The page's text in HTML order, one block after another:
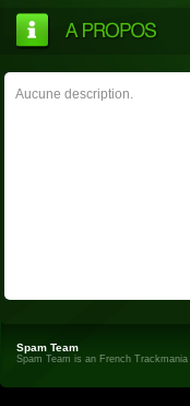
Aucune description.
Spam Team
Spam Team is an French